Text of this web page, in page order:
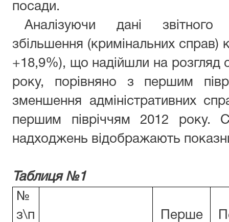
посади.
Аналізуючи дані звітного
збільшення (кримінальних справ)
+18,9%), що надійшли на розгляд
року, порівняно з першим
зменшення адміністративних
першим півріччям 2012 року.
надходжень відображають
Таблиця №1
№
з\п
Перше